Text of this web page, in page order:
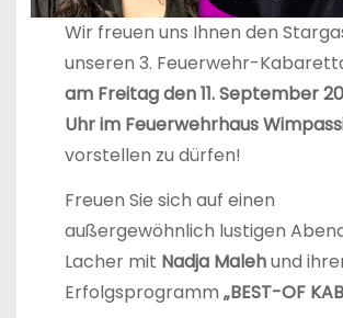
Wir freuen uns Ihnen den
unseren 3. Feuerwehr-
am Freitag den 11. September
Uhr im Feuerwehrhaus
vorstellen zu dürfen!
Freuen Sie sich auf einen
außergewöhnlich lustigen
Lacher mit Nadja Malehund
Erfolgsprogramm„BEST-OF